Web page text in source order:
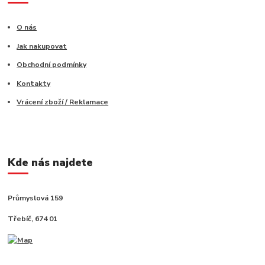
O nás
Jak nakupovat
Obchodní podmínky
Kontakty
Vrácení zboží / Reklamace
Kde nás najdete
Průmyslová 159
Třebíč, 674 01